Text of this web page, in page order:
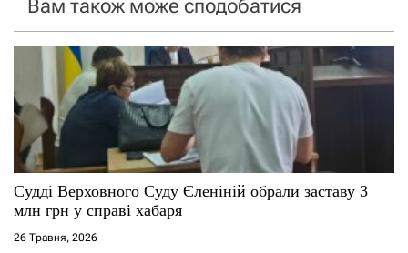
з
п
и
с
і
Вам також може сподобатися
Судді Верховного Суду Єленіній обрали заставу 3
млн грн у справі хабаря
26 Травня, 2026